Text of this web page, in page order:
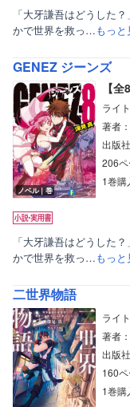
「大牙謙吾はどうした
かで世界を救っ…もっと
GENEZ ジーンズ
ノベル｜巻
【全
ライ
著者
出版
206
1巻購
「大牙謙吾はどうした
かで世界を救っ…もっと
二世界物語
ライ
著者
出版
160
1巻購